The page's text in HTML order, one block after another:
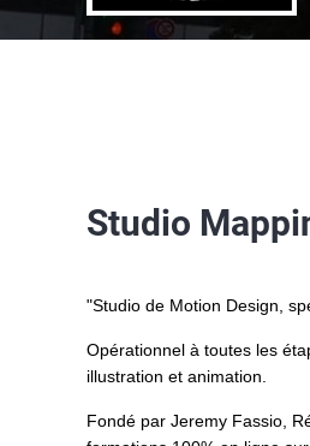
Studio
"Studio de Motion Design,
Opérationnel à toutes les
illustration et animation.
Fondé par Jeremy Fassio,